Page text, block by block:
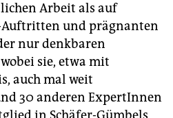
Arbeit als auf
Auftritten und prägnanten
nur denkbaren
sie, etwa mit
auch mal weit
30 anderen ExpertInnen